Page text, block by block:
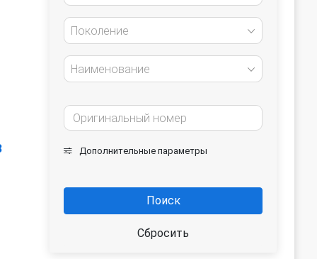
Поколение
Наименование
Дополнительные параметры
Поиск
Сбросить